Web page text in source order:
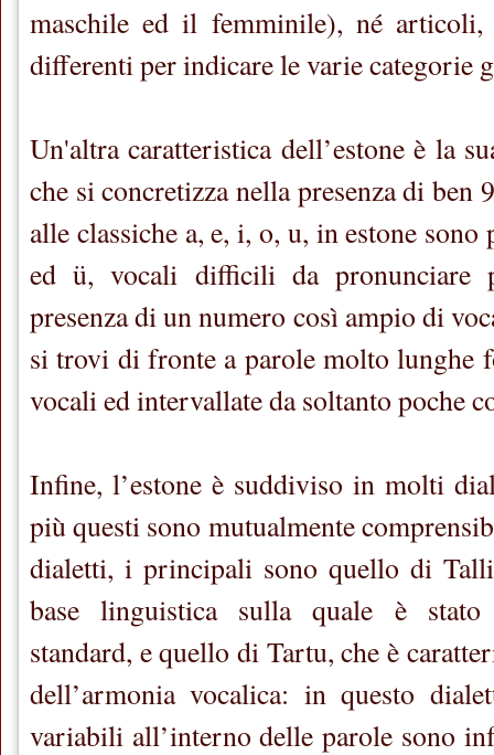
maschile ed il femminile), né
differenti per indicare le varie categorie
Un'altra caratteristica dell’estone è la
che si concretizza nella presenza di ben
alle classiche a, e, i, o, u, in estone sono
ed ü, vocali difficili da pronunciare
presenza di un numero così ampio di
si trovi di fronte a parole molto lunghe
vocali ed intervallate da soltanto poche
Infine, l’estone è suddiviso in molti
più questi sono mutualmente
dialetti, i principali sono quello di
base linguistica sulla quale è stato
standard, e quello di Tartu, che è
dell’armonia vocalica: in questo
variabili all’interno delle parole sono